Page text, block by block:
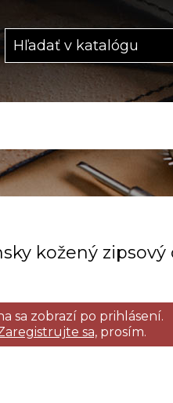
kožený zipsový
sa zobrazí po prihlásení.
sa,prosím.